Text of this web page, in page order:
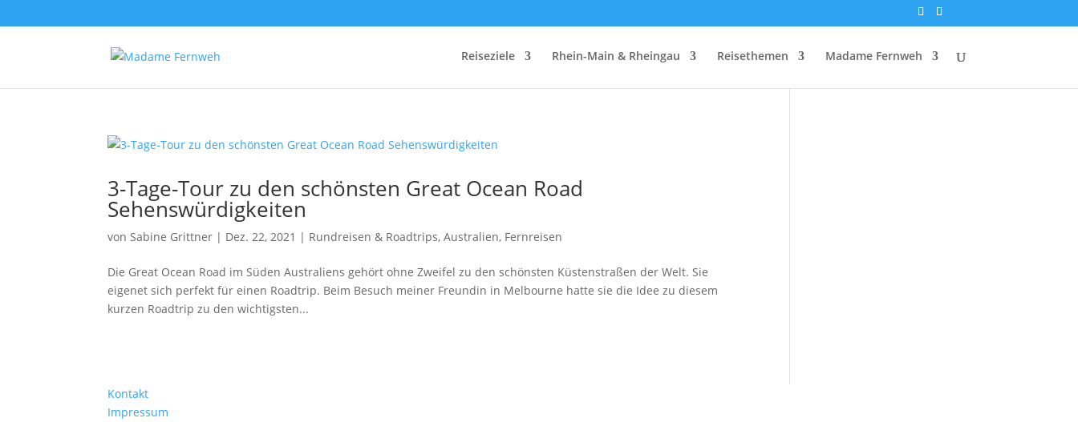
Reiseziele Rhein-Main & Rheingau Reisethemen Madame Fernweh
3-Tage-Tour zu den schönsten Great Ocean Road
Sehenswürdigkeiten
vonSabine Grittner | Dez. 22, 2021 | Rundreisen & Roadtrips,Australien, Fernreisen
Die Great Ocean Road im Süden Australiens gehört ohne Zweifel zu den schönsten Küstenstraßen der Welt. Sie
eigenet sich perfekt für einen Roadtrip. Beim Besuch meiner Freundin in Melbourne hatte sie die Idee zu diesem
kurzen Roadtrip zu den wichtigsten...
Kontakt
Impressum